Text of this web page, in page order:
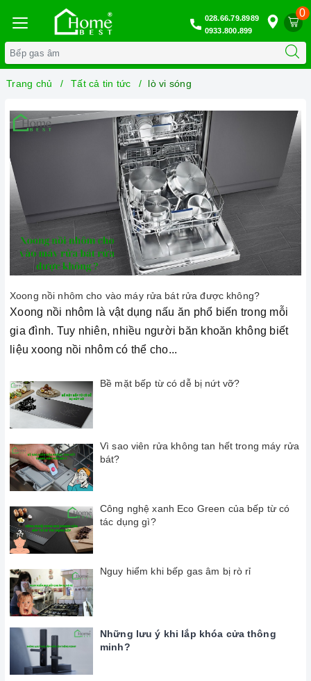
0
028.66.79.8989
0933.800.899
Trang chủ Tất cả tin tức lò vi sóng
Xoong nồi nhôm cho vào máy rửa bát rửa được không?
Xoong nồi nhôm là vật dụng nấu ăn phổ biến trong mỗi
gia đình. Tuy nhiên, nhiều người băn khoăn không biết
liệu xoong nồi nhôm có thể cho...
Bề mặt bếp từ có dễ bị nứt vỡ?
Vì sao viên rửa không tan hết trong máy rửa
bát?
Công nghệ xanh Eco Green của bếp từ có
tác dụng gì?
Nguy hiểm khi bếp gas âm bị rò rỉ
Những lưu ý khi lắp khóa cửa thông
minh?